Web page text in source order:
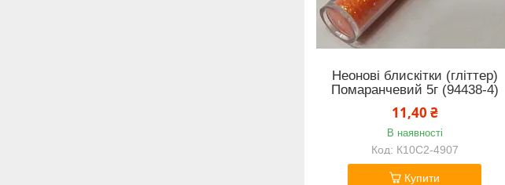
Неонові блискітки (гліттер)
Помаранчевий 5г (94438-4)
11,40 ₴
В наявності
К10С2-4907
Купити